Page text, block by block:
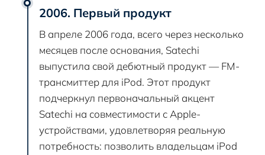
2006. Первый продукт
В апреле 2006 года, всего через несколько
месяцев после основания, Satechi
выпустила свой дебютный продукт — FM-
трансмиттер для iPod. Этот продукт
подчеркнул первоначальный акцент
Satechi на совместимости с Apple-
устройствами, удовлетворяя реальную
потребность: позволить владельцам iPod